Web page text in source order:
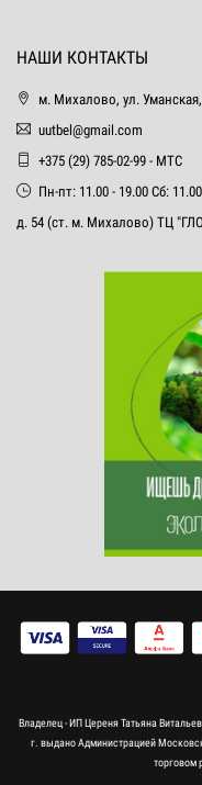
НАШИ КОНТАКТЫ
м. Михалово, ул.
uutbel@gmail.com
+375 (29) 785-02-99 - МТС
Пн-пт: 11.00 - 19.00 Сб:
д. 54 (ст. м. Михалово) ТЦ
Владелец - ИП Цереня Татьяна
г. выдано Администрацией
торговом